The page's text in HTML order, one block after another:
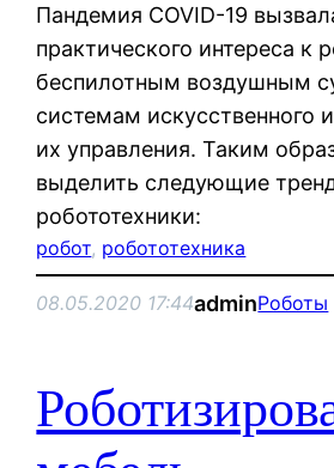
Пандемия COVID-19
практического интереса к
беспилотным воздушным
системам искусственного
их управления. Таким
выделить следующие
робототехники:
робот, робототехника
08.05.2020 17:44adminРоботы